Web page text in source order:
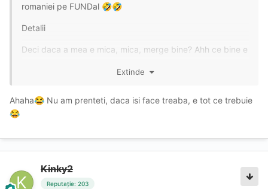
romaniei pe FUNDal 🤣🤣
Detalii
Deci daca a mea e mica, mica, merge bine? Ahh ce bine e
Extinde
Ahaha😂 Nu am prenteti, daca isi face treaba, e tot ce trebuie
😂
Kinky2
Reputație: 203